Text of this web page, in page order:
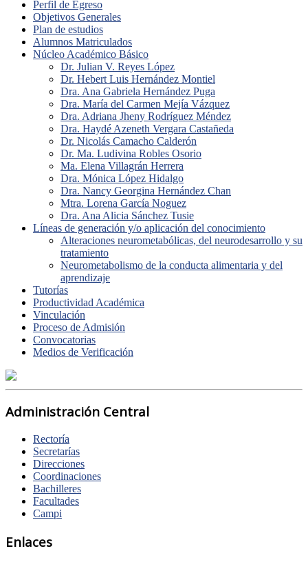
Perfil de Egreso
Objetivos Generales
Plan de estudios
Alumnos Matriculados
Núcleo Académico Básico
Dr. Julian V. Reyes López
Dr. Hebert Luis Hernández Montiel
Dra. Ana Gabriela Hernández Puga
Dra. María del Carmen Mejía Vázquez
Dra. Adriana Jheny Rodríguez Méndez
Dra. Haydé Azeneth Vergara Castañeda
Dr. Nicolás Camacho Calderón
Dr. Ma. Ludivina Robles Osorio
Ma. Elena Villagrán Herrera
Dra. Mónica López Hidalgo
Dra. Nancy Georgina Hernández Chan
Mtra. Lorena García Noguez
Dra. Ana Alicia Sánchez Tusie
Líneas de generación y/o aplicación del conocimiento
Alteraciones neurometabólicas, del neurodesarrollo y su
tratamiento
Neurometabolismo de la conducta alimentaria y del
aprendizaje
Tutorías
Productividad Académica
Vinculación
Proceso de Admisión
Convocatorias
Medios de Verificación
Administración Central
Rectoría
Secretarías
Direcciones
Coordinaciones
Bachilleres
Facultades
Campi
Enlaces